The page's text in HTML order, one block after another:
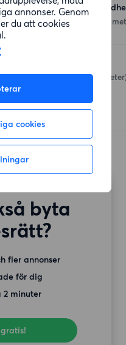
annonser. Genom
du att cookies
cookies
Hemköp Göteborg
Doktor Fries Torg 4 (448
Teknologplatsen(992
byta
fler annonser
för dig
2 minuter